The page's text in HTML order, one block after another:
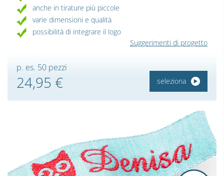
anche in tirature più piccole
varie dimensioni e qualità
possibilità di integrare il logo
Suggerimenti di progetto
p. es. 50 pezzi
24,95 € seleziona